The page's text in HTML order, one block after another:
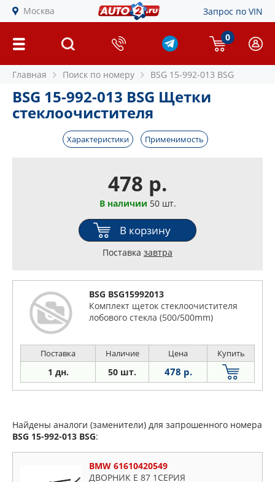
Москва Запрос по VIN
0
Главная Поиск по номеру BSG 15-992-013 BSG
BSG 15-992-013 BSG Щетки
стеклоочистителя
Характеристики Применимость
478 р.
В наличии 50 шт.
В корзину
Поставка завтра
BSG BSG15992013
Комплект щеток стеклоочистителя
лобового стекла (500/500mm)
Поставка Наличие Цена Купить
1 дн. 50 шт. 478 р.
Найдены аналоги (заменители) для запрошенного номера
BSG 15-992-013 BSG:
BMW 61610420549
ДВОРНИК E 87 1СЕРИЯ